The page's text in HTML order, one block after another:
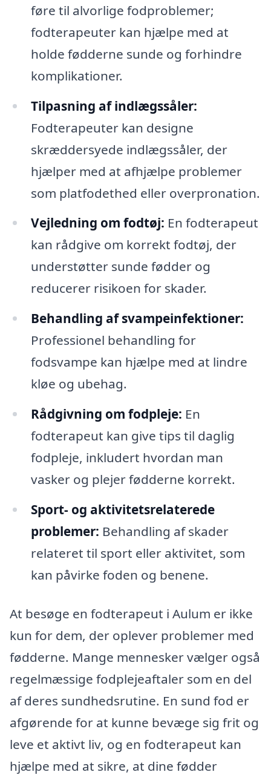
føre til alvorlige fodproblemer;
fodterapeuter kan hjælpe med at
holde fødderne sunde og forhindre
komplikationer.
Tilpasning af indlægssåler:
Fodterapeuter kan designe
skræddersyede indlægssåler, der
hjælper med at afhjælpe problemer
som platfodethed eller overpronation.
Vejledning om fodtøj: En fodterapeut
kan rådgive om korrekt fodtøj, der
understøtter sunde fødder og
reducerer risikoen for skader.
Behandling af svampeinfektioner:
Professionel behandling for
fodsvampe kan hjælpe med at lindre
kløe og ubehag.
Rådgivning om fodpleje: En
fodterapeut kan give tips til daglig
fodpleje, inkludert hvordan man
vasker og plejer fødderne korrekt.
Sport- og aktivitetsrelaterede
problemer: Behandling af skader
relateret til sport eller aktivitet, som
kan påvirke foden og benene.
At besøge en fodterapeut i Aulum er ikke
kun for dem, der oplever problemer med
fødderne. Mange mennesker vælger også
regelmæssige fodplejeaftaler som en del
af deres sundhedsrutine. En sund fod er
afgørende for at kunne bevæge sig frit og
leve et aktivt liv, og en fodterapeut kan
hjælpe med at sikre, at dine fødder